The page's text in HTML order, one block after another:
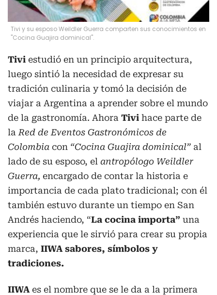
Tivi y su esposo Weildler Guerra comparten sus conocimientos en
"Cocina Guajira dominical".
Tivi estudió en un principio arquitectura,
luego sintió la necesidad de expresar su
tradición culinaria y tomó la decisión de
viajar a Argentina a aprender sobre el mundo
de la gastronomía. Ahora Tivi hace parte de
la Red de Eventos Gastronómicos de
Colombia con “Cocina Guajira dominical” al
lado de su esposo, el antropólogo Weildler
Guerra, encargado de contar la historia e
importancia de cada plato tradicional; con él
también estuvo durante un tiempo en San
Andrés haciendo, “La cocina importa” una
experiencia que le sirvió para crear su propia
marca, IIWA sabores, símbolos y
tradiciones.
IIWA es el nombre que se le da a la primera